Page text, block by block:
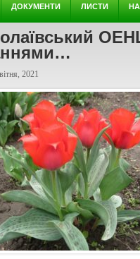
ДОКУМЕНТИ ЛИСТИ
2021